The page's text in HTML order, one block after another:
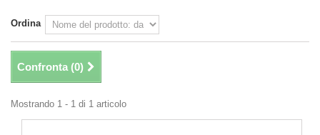
Ordina
Confronta (0)
Mostrando 1 - 1 di 1 articolo